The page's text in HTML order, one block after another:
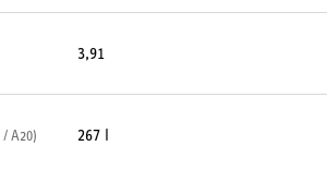
3,91
A20) 267 l